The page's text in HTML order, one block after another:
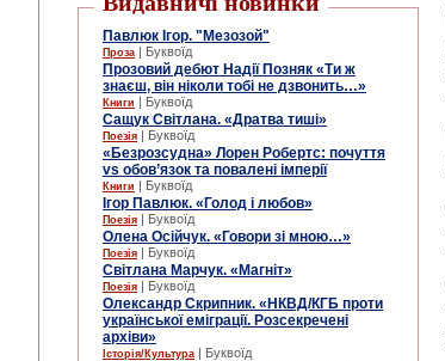
Павлюк Ігор. "Мезозой"
Проза | Буквоїд
Прозовий дебют Надії Позняк «Ти ж
знаєш, він ніколи тобі не дзвонить…»
Книги | Буквоїд
Сащук Світлана. «Дратва тиші»
Поезія | Буквоїд
«Безрозсудна» Лорен Робертс: почуття
vs обов’язок та повалені імперії
Книги | Буквоїд
Ігор Павлюк. «Голод і любов»
Поезія | Буквоїд
Олена Осійчук. «Говори зі мною…»
Поезія | Буквоїд
Світлана Марчук. «Магніт»
Поезія | Буквоїд
Олександр Скрипник. «НКВД/КГБ проти
української еміграції. Розсекречені
архіви»
Історія/Культура | Буквоїд